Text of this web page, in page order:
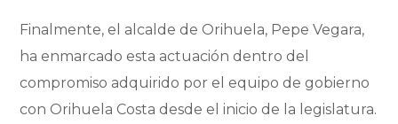
Finalmente, el alcalde de Orihuela, Pepe Vegara,
ha enmarcado esta actuación dentro del
compromiso adquirido por el equipo de gobierno
con Orihuela Costa desde el inicio de la legislatura.